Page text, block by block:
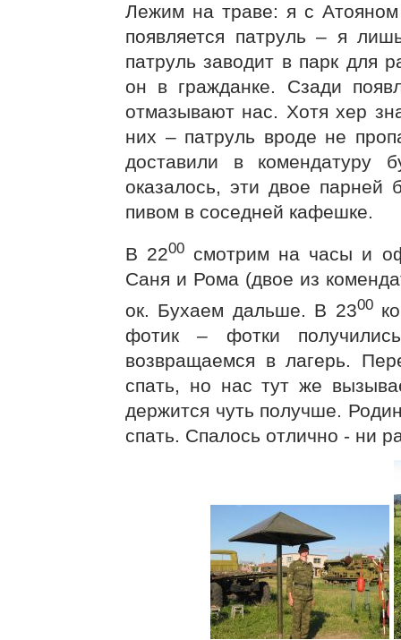
Лежим на траве: я с
появляется патруль – я
патруль заводит в парк для
он в гражданке. Сзади
отмазывают нас. Хотя хер
них – патруль вроде не
доставили в комендатуру
оказалось, эти двое
пивом в соседней кафешке.
В 2200 смотрим на часы и
Саня и Рома (двое из
ок. Бухаем дальше. В 2300
фотик – фотки
возвращаемся в лагерь.
спать, но нас тут же
держится чуть получше.
спать. Спалось отлично - ни